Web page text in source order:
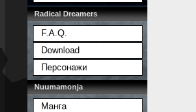
Radical Dreamers
F.A.Q.
Download
Персонажи
Nuumamonja
Манга